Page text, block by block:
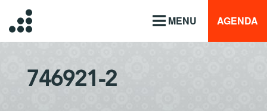
MENU AGENDA
746921-2